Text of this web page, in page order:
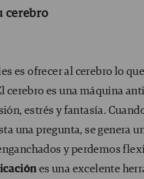
cerebro
es ofrecer al cerebro lo
cerebro es una máquina
estrés y fantasía.
una pregunta, se genera
y perdemos
es una excelente